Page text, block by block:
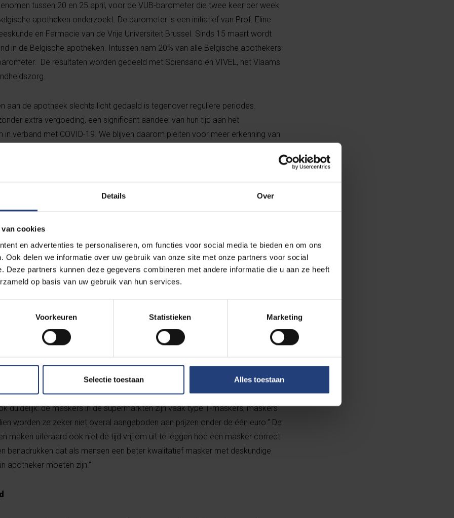
Details Over
van cookies
en advertenties te personaliseren, om functies voor social media te bieden en om ons
Ook delen we informatie over uw gebruik van onze site met onze partners voor social
Deze partners kunnen deze gegevens combineren met andere informatie die u aan ze heeft
op basis van uw gebruik van hun services.
Voorkeuren Statistieken Marketing
Selectie toestaan Alles toestaan
tussen 20 en 25 april, voor de VUB-barometer die twee keer per week
apotheken onderzoekt. De barometer is een initiatief van Prof. Eline
en Farmacie van de Vrije Universiteit Brussel. Sinds 15 maart wordt
in de Belgische apotheken. Intussen nam 20% van alle Belgische apothekers
De resultaten worden gedeeld met Sciensano en VIVEL, het Vlaams
aan de apotheek slechts licht gedaald is tegenover reguliere periodes.
extra vergoeding, een significant aandeel van hun tijd aan het
verband met COVID-19. We blijven daarom pleiten voor meer erkenning van
in de eerste lijn op. Vandaag zijn verder 1 op 3 bezoeken aan de
tekorten waren aan alcohol, blijkt het tekort zich nu te verplaatsen naar
3 apothekers beschikbaar zijn en vooral (contactloze) thermometers die in
zijn. “Veel apothekers zijn in overleg met leveranciers, maar door de
aan nog steeds geen chirurgische maskers geleverd te krijgen via de
aan het licht dat grote partijen mondmaskers door bedrijven zijn
naar het buitenland. “Als dit klopt, tart dit alle verbeelding. De eerste
duidelijk: de maskers in de supermarkten zijn vaak type 1-maskers, maskers
worden ze zeker niet overal aangeboden aan prijzen onder de één euro.” De
maken uiteraard ook niet de tijd vrij om uit te leggen hoe een masker correct
benadrukken dat als mensen een beter kwalitatief masker met deskundige
apotheker moeten zijn.”